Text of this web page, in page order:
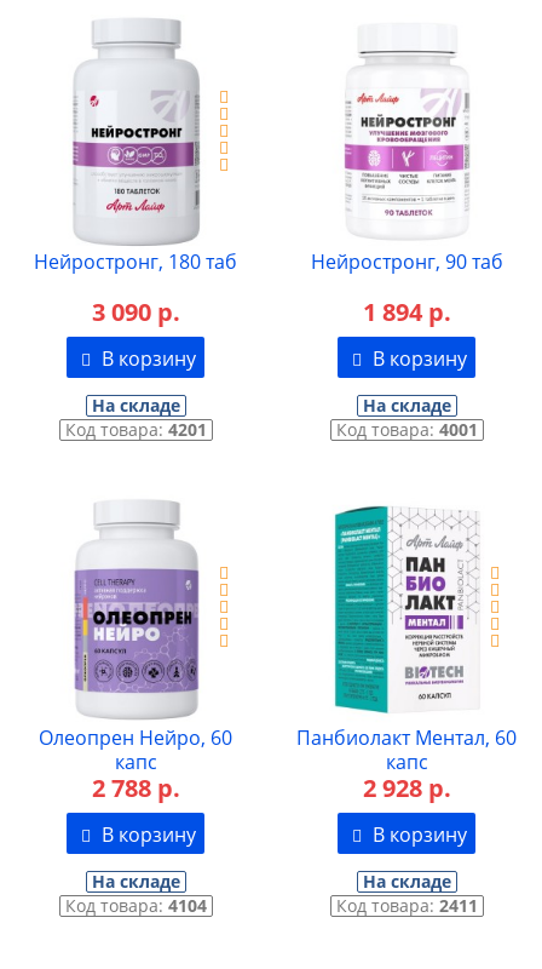
Нейростронг, 180 таб
3 090 р.
В корзину
На складе
Код товара: 4201
Нейростронг, 90 таб
1 894 р.
В корзину
На складе
Код товара: 4001
Олеопрен Нейро, 60
капс
2 788 р.
В корзину
На складе
Код товара: 4104
Панбиолакт Ментал, 60
капс
2 928 р.
В корзину
На складе
Код товара: 2411